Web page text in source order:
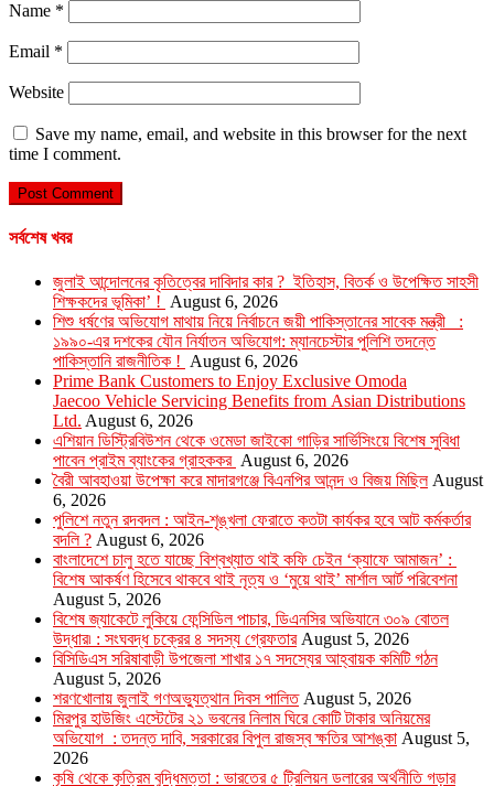
Name *
Email *
Website
Save my name, email, and website in this browser for the next
time I comment.
সর্বশেষ খবর
জুলাই আন্দোলনের কৃতিত্বের দাবিদার কার ? ইতিহাস, বিতর্ক ও উপেক্ষিত সাহসী
শিক্ষকদের ভূমিকা’ ! August 6, 2026
শিশু ধর্ষণের অভিযোগ মাথায় নিয়ে নির্বাচনে জয়ী পাকিস্তানের সাবেক মন্ত্রী :
১৯৯০-এর দশকের যৌন নির্যাতন অভিযোগ: ম্যানচেস্টার পুলিশি তদন্তে
পাকিস্তানি রাজনীতিক ! August 6, 2026
Prime Bank Customers to Enjoy Exclusive Omoda
Jaecoo Vehicle Servicing Benefits from Asian Distributions
Ltd. August 6, 2026
এশিয়ান ডিস্ট্রিবিউশন থেকে ওমেডা জাইকো গাড়ির সার্ভিসিংয়ে বিশেষ সুবিধা
পাবেন প্রাইম ব্যাংকের গ্রাহককর August 6, 2026
বৈরী আবহাওয়া উপেক্ষা করে মাদারগঞ্জে বিএনপির আনন্দ ও বিজয় মিছিল August
6, 2026
পুলিশে নতুন রদবদল : আইন-শৃঙ্খলা ফেরাতে কতটা কার্যকর হবে আট কর্মকর্তার
বদলি ? August 6, 2026
​​বাংলাদেশে চালু হতে যাচ্ছে বিশ্বখ্যাত থাই কফি চেইন ‘ক্যাফে আমাজন’ :
বিশেষ আকর্ষণ হিসেবে থাকবে থাই নৃত্য ও ‘মুয়ে থাই’ মার্শাল আর্ট পরিবেশনা
August 5, 2026
বিশেষ জ্যাকেটে লুকিয়ে ফেন্সিডিল পাচার, ডিএনসির অভিযানে ৩০৯ বোতল
উদ্ধার৷ : সংঘবদ্ধ চক্রের ৪ সদস্য গ্রেফতার August 5, 2026
বিসিডিএস সরিষাবাড়ী উপজেলা শাখার ১৭ সদস্যের আহ্বায়ক কমিটি গঠন
August 5, 2026
শরণখোলায় জুলাই গণঅভ্যুত্থান দিবস পালিত August 5, 2026
মিরপুর হাউজিং এস্টেটের ২১ ভবনের নিলাম ঘিরে কোটি টাকার অনিয়মের
অভিযোগ : তদন্ত দাবি, সরকারের বিপুল রাজস্ব ক্ষতির আশঙ্কা August 5,
2026
কৃষি থেকে কৃত্রিম বুদ্ধিমত্তা : ভারতের ৫ ট্রিলিয়ন ডলারের অর্থনীতি গড়ার